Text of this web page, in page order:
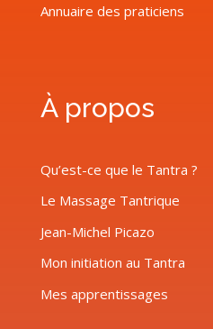
Annuaire des praticiens
À propos
Qu’est-ce que le Tantra ?
Le Massage Tantrique
Jean-Michel Picazo
Mon initiation au Tantra
Mes apprentissages